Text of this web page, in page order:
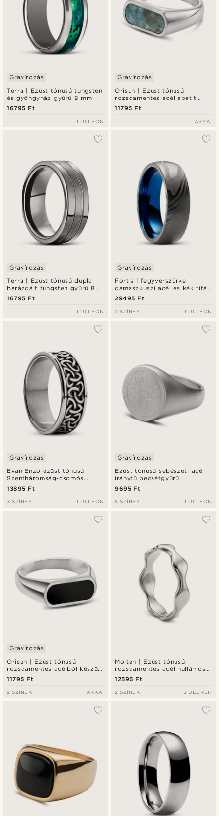
Terra | Ezüst tónusú tungsten
és gyöngyház gyűrű 8 mm
Gravírozás
16795 Ft
LUCLEON
Orisun | Ezüst tónusú
rozsdamentes acél apatit
köves pecsétgyűrű
Gravírozás
11795 Ft
ARKAI
Terra | Ezüst tónusú dupla
barázdált tungsten gyűrű 8
mm
Gravírozás
16795 Ft
LUCLEON
Fortis | fegyverszürke
damaszkuszi acél és kék titán
gyűrű - 7 mm
Gravírozás
29495 Ft
2 SZÍNEK LUCLEON
Evan Enzo ezüst tónusú
Szentháromság-csomós
gyűrű
Gravírozás
13895 Ft
3 SZÍNEK LUCLEON
Ezüst tónusú sebészeti acél
iránytű pecsétgyűrű
Gravírozás
9695 Ft
5 SZÍNEK LUCLEON
Orisun | Ezüst tónusú
rozsdamentes acélból készült
fekete ónix pecsétgyűrű
Gravírozás
11795 Ft
2 SZÍNEK ARKAI
Molten | Ezüst tónusú
rozsdamentes acél hullámos
gyűrű 6 mm
12595 Ft
2 SZÍNEK SIDEGREN